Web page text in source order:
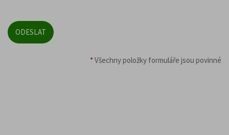
*Všechny položky formuláře jsou povinné